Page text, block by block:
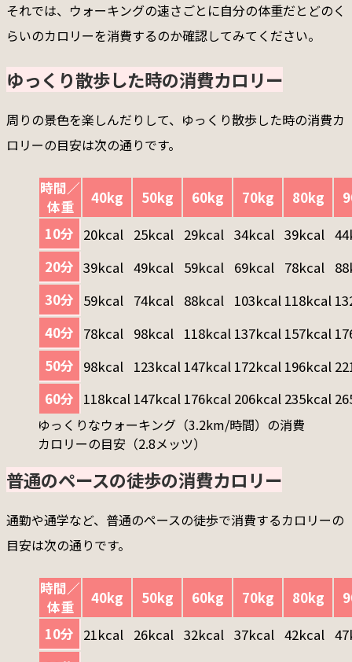
それでは、ウォーキングの速さごとに自分の体重だとどのく
らいのカロリーを消費するのか確認してみてください。
ゆっくり散歩した時の消費カロリー
周りの景色を楽しんだりして、ゆっくり散歩した時の消費カ
ロリーの目安は次の通りです。
時間／
体重
40kg 50kg 60kg 70kg 80kg
10分 20kcal 25kcal 29kcal 34kcal 39kcal
20分 39kcal 49kcal 59kcal 69kcal 78kcal
30分 59kcal 74kcal 88kcal 103kcal 118kcal
40分 78kcal 98kcal 118kcal 137kcal 157kcal
50分 98kcal 123kcal 147kcal 172kcal 196kcal
60分 118kcal 147kcal 176kcal 206kcal 235kcal
ゆっくりなウォーキング（3.2km/時間）の消費
カロリーの目安（2.8メッツ）
普通のペースの徒歩の消費カロリー
通勤や通学など、普通のペースの徒歩で消費するカロリーの
目安は次の通りです。
時間／
体重
40kg 50kg 60kg 70kg 80kg
10分 21kcal 26kcal 32kcal 37kcal 42kcal